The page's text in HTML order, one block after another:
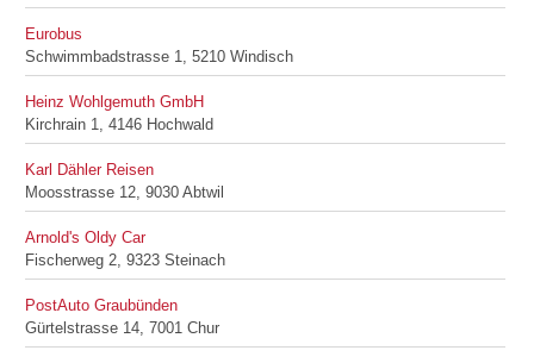
Eurobus
Schwimmbadstrasse 1, 5210 Windisch
Heinz Wohlgemuth GmbH
Kirchrain 1, 4146 Hochwald
Karl Dähler Reisen
Moosstrasse 12, 9030 Abtwil
Arnold's Oldy Car
Fischerweg 2, 9323 Steinach
PostAuto Graubünden
Gürtelstrasse 14, 7001 Chur